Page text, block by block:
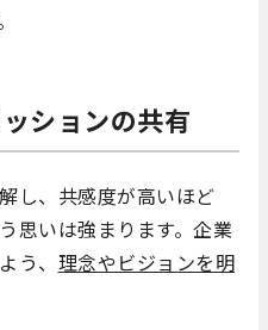
ションの共有
し、共感度が高いほど
思いは強まります。企業
う、 理念やビジョンを明